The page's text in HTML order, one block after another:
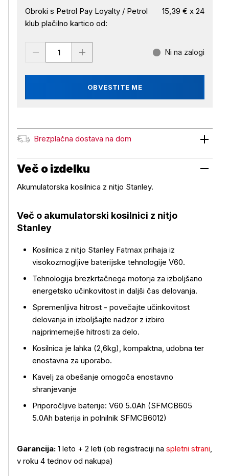
Obroki s Petrol Pay Loyalty / Petrol
klub plačilno kartico od:
15,39 € x 24
OBVESTITE ME
Ni na zalogi
Brezplačna dostava na dom
Brezplačna dostava na dom
Več o izdelku
Več o izdelku
Akumulatorska kosilnica z nitjo Stanley.
Več o akumulatorski kosilnici z nitjo
Stanley
Kosilnica z nitjo Stanley Fatmax prihaja iz
visokozmogljive baterijske tehnologije V60.
Tehnologija brezkrtačnega motorja za izboljšano
energetsko učinkovitost in daljši čas delovanja.
Spremenljiva hitrost - povečajte učinkovitost
delovanja in izboljšajte nadzor z izbiro
najprimernejše hitrosti za delo.
Kosilnica je lahka (2,6kg), kompaktna, udobna ter
enostavna za uporabo.
Kavelj za obešanje omogoča enostavno
shranjevanje
Priporočljive baterije: V60 5.0Ah (SFMCB605
5.0Ah baterija in polnilnik SFMCB6012)
Garancija: 1 leto + 2 leti (ob registraciji na spletni strani,
v roku 4 tednov od nakupa)